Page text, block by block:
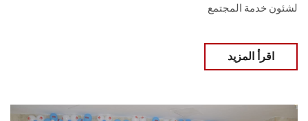
لشئون خدمة المجتمع
اقرأ المزيد